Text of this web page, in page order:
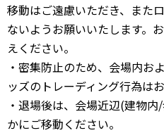
移動はご遠慮いただき、また
ないようお願いいたします。
えください。
・密集防止のため、会場内お
ッズのトレーディング行為は
・退場後は、会場近辺(建物
かにご移動ください。